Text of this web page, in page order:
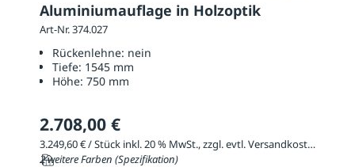
Aluminiumauflage in Holzoptik
Art-Nr. 374.027
Rückenlehne: nein
Tiefe: 1545 mm
Höhe: 750 mm
2.708,00 €
3.249,60 € / Stück inkl. 20 % MwSt., zzgl. evtl. Versandkosten
2 weitere Farben (Spezifikation)